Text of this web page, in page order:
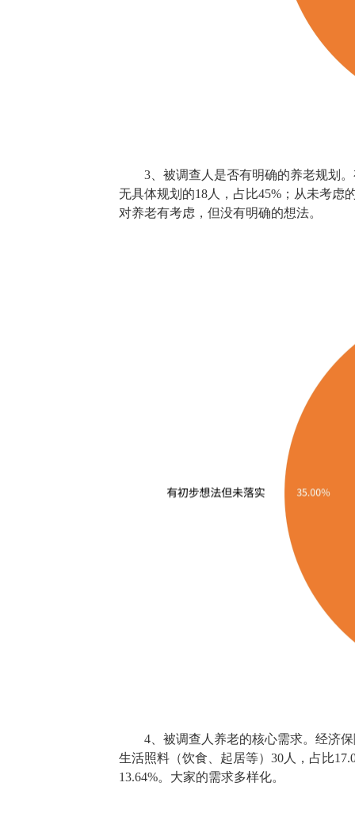
3、被调查人是否有明确的养老规划
无具体规划的18人，占比45%；从未考虑
对养老有考虑，但没有明确的想法。
4、被调查人养老的核心需求。经济
生活照料（饮食、起居等）30人，占比
13.64%。大家的需求多样化。